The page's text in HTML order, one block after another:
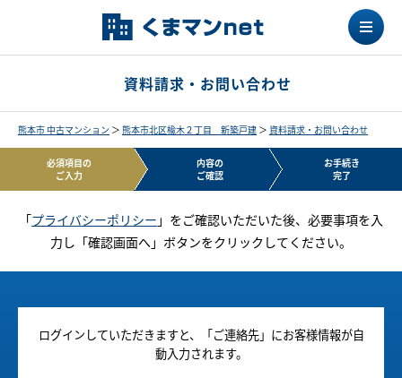
資料請求・お問い合わせ
熊本市 中古マンション ＞ 熊本市北区楡木２丁目 新築戸建 ＞ 資料請求・お問い合わせ
必須項目の
ご入力
内容の
ご確認
お手続き
完了
「プライバシーポリシー 」をご確認いただいた後、必要事項を入
力し「確認画面へ」ボタンをクリックしてください。
ログインしていただきますと、「ご連絡先」にお客様情報が自
動入力されます。